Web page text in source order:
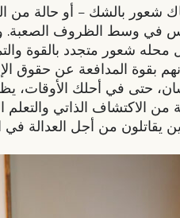
شعور بالشك – أو حالة
في وسط الظروف الصعبة.
محله شعور متجدد بالقوة
بقوة المدافعة عن حقوق
حتى في أحلك الأوقات،
من الاكتشاف الذاتي
يقاتلون من أجل العدالة في